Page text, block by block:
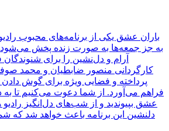
باران عشق یکی از برنامه‌های محبوب
به جز جمعه‌ها به صورت زنده پخش
آرام و دل‌نشین را برای شنوندگان
کارگردانی منصور ضابطیان و محمد
پرداخته و فضایی ویژه برای گوش دادن
فراهم می‌آورد. از شما دعوت می‌کنیم تا به
عشق بپیوندید و از شب‌های دل‌انگیز
دلنشین این برنامه باعث خواهد شد که